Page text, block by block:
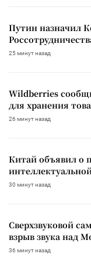
Путин назначил
25 минут назад
Wildberries
для хранения
26 минут назад
Китай объявил о
30 минут назад
Сверхзвуковой
взрыв звука над
36 минут назад